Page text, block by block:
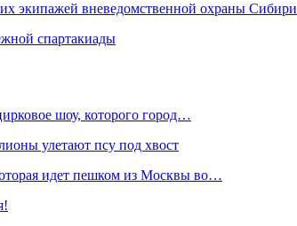
экипажей вневедомственной охраны Сибири
спартакиады
шоу, которого город…
улетают псу под хвост
идет пешком из Москвы во…